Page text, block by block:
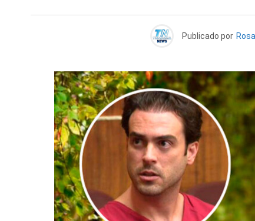
Publicado por